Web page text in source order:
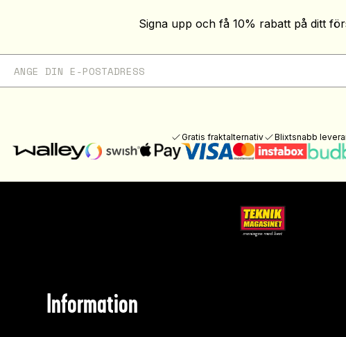
Signa upp och få 10% rabatt på ditt
Gratis fraktalternativ Blixtsnabb
Information